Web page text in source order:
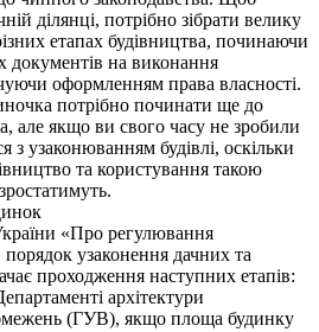
ділянці, потрібно зібрати велику
етапах будівництва, починаючи
документів на виконання
оформленням права власності.
потрібно починати ще до
але якщо ви свого часу не зробили
з узаконюванням будівлі, оскільки
та користування такою
«Про регулювання
порядок узаконення дачних та
проходження наступних етапів:
архітектури
(ГУВ), якщо площа будинку